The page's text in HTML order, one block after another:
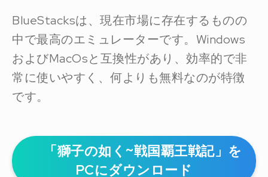
BlueStacksは、現在市場に存在するものの
中で最高のエミュレーターです。Windows
およびMacOsと互換性があり、効率的で非
常に使いやすく、何よりも無料なのが特徴
です。
「獅子の如く~戦国覇王戦記」を
PCにダウンロード